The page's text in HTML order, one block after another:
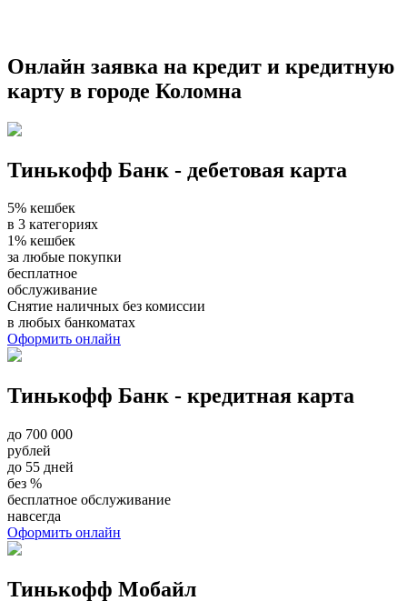
Онлайн заявка на кредит и кредитную
карту в городе Коломна
Тинькофф Банк - дебетовая карта
5% кешбек
в 3 категориях
1% кешбек
за любые покупки
бесплатное
обслуживание
Снятие наличных без комиссии
в любых банкоматах
Оформить онлайн
Тинькофф Банк - кредитная карта
до 700 000
рублей
до 55 дней
без %
бесплатное обслуживание
навсегда
Оформить онлайн
Тинькофф Мобайл